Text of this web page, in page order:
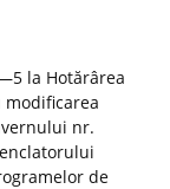
la Hotărârea
nr.
de